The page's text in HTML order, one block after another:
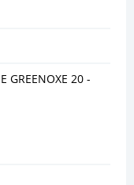
GREENOXE 20 -